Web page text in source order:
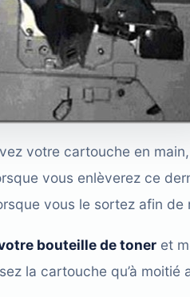
votre cartouche en
vous enlèverez ce
vous le sortez afin de
bouteille de toner et
la cartouche qu’à